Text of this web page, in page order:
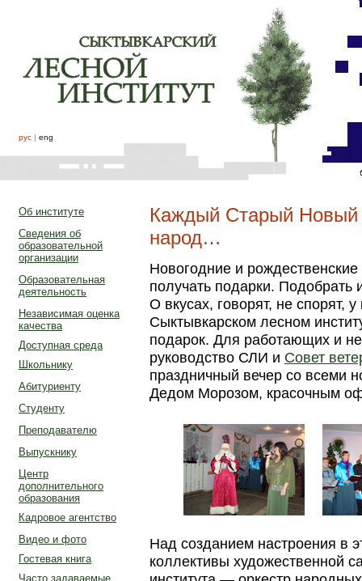
рус | eng
Об институте
Сведения об
образовательной
организации
Образовательная
деятельность
Независимая оценка
качества
Доступная среда
Школьнику
Абитуриенту
Студенту
Преподавателю
Выпускнику
Центр
дополнительного
образования
Кадровое агентство
Видео и фото
Гостевая книга
Часто задаваемые
Каждый Старый Новый
народ…
Новогодние и
получать подарки.
О вкусах, говорят, не спорят,
Сыктывкарском лесном
подарок. Для работающих и
руководство СЛИ и Совет
праздничный вечер со всеми
Дедом Морозом, красочным
Над созданием настроения в
коллективы художественной